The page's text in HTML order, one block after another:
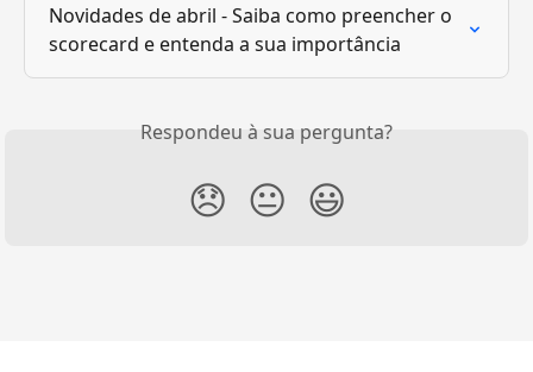
Novidades de abril - Saiba como preencher o
scorecard e entenda a sua importância
Respondeu à sua pergunta?
😞 😐 😃